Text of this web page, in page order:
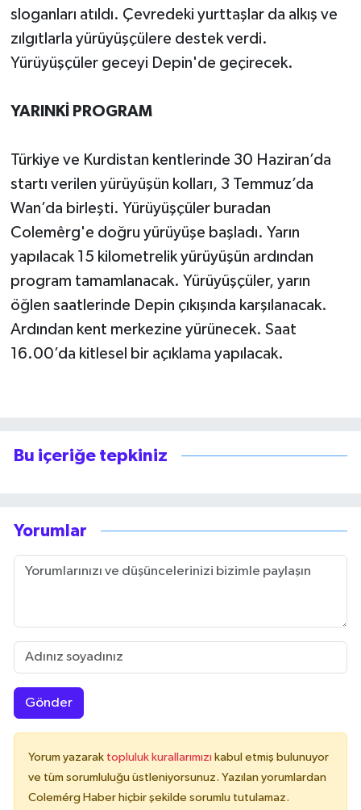
sloganları atıldı. Çevredeki yurttaşlar da alkış ve
zılgıtlarla yürüyüşçülere destek verdi.
Yürüyüşçüler geceyi Depin'de geçirecek.
YARINKİ PROGRAM
Türkiye ve Kurdistan kentlerinde 30 Haziran’da
startı verilen yürüyüşün kolları, 3 Temmuz’da
Wan’da birleşti. Yürüyüşçüler buradan
Colemêrg'e doğru yürüyüşe başladı. Yarın
yapılacak 15 kilometrelik yürüyüşün ardından
program tamamlanacak. Yürüyüşçüler, yarın
öğlen saatlerinde Depin çıkışında karşılanacak.
Ardından kent merkezine yürünecek. Saat
16.00’da kitlesel bir açıklama yapılacak.
Bu içeriğe tepkiniz
Yorumlar
Gönder
Yorum yazarak topluluk kurallarımızı kabul etmiş bulunuyor
ve tüm sorumluluğu üstleniyorsunuz. Yazılan yorumlardan
Colemérg Haber hiçbir şekilde sorumlu tutulamaz.